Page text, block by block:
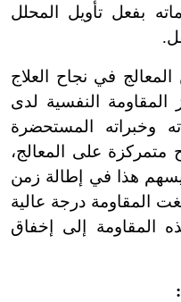
بفعل تأويل المحلل
في نجاح العلاج
المقاومة النفسية لدى
وخبراته المستحضرة
متمركزة على المعالج،
هذا في إطالة زمن
المقاومة درجة عالية
المقاومة إلى إخفاق